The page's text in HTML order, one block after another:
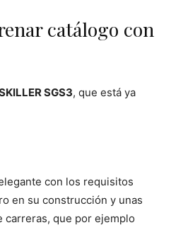
catálogo con
SGS3, que está ya
con los requisitos
en su construcción y unas
carreras, que por ejemplo